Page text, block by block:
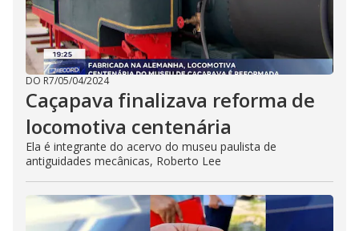
DO R7/05/04/2024
Caçapava finalizava reforma de
locomotiva centenária
Ela é integrante do acervo do museu paulista de
antiguidades mecânicas, Roberto Lee